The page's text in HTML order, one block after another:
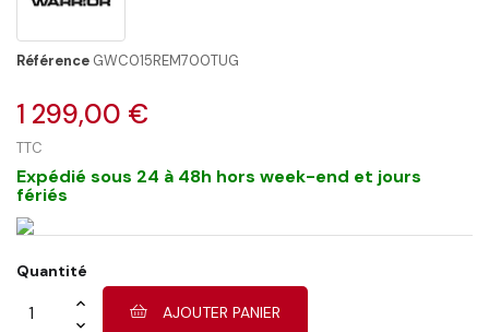
Référence GWC015REM700TUG
1 299,00 €
TTC
Expédié sous 24 à 48h hors week-end et jours
fériés
Quantité
AJOUTER PANIER